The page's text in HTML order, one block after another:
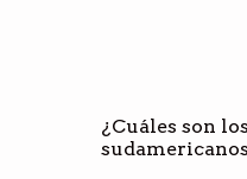
¿Cuáles son